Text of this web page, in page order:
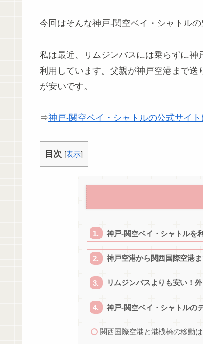
今回はそんな神戸-関空ベイ・シャトルの
私は最近、リムジンバスには乗らずに
利用しています。父親が神戸空港まで
が安いです。
⇒神戸-関空ベイ・シャトルの公式サイト
目次 [表示]
神戸-関空ベイ・シャトルを
神戸空港から関西国際空港
リムジンバスよりも安い！
神戸-関空ベイ・シャトルの
関西国際空港と港桟橋の移動